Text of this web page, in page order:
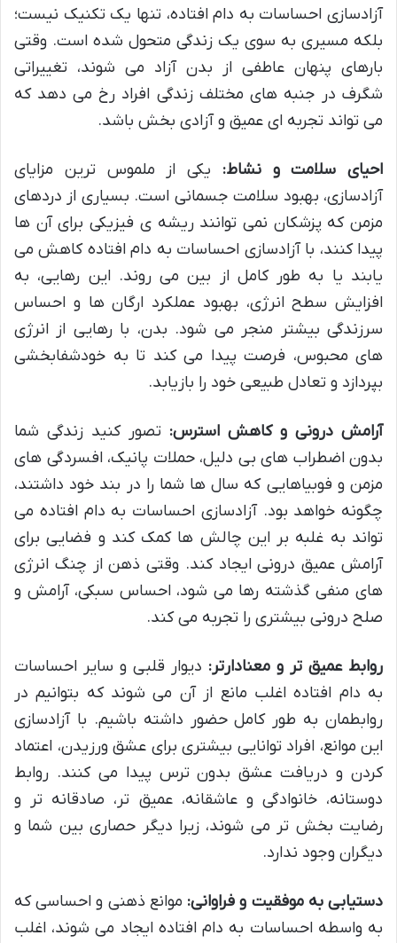
آزادسازی احساسات به دام افتاده، تنها یک تکنیک نیست؛
بلکه مسیری به سوی یک زندگی متحول شده است. وقتی
بارهای پنهان عاطفی از بدن آزاد می شوند، تغییراتی
شگرف در جنبه های مختلف زندگی افراد رخ می دهد که
می تواند تجربه ای عمیق و آزادی بخش باشد.
احیای سلامت و نشاط: یکی از ملموس ترین مزایای
آزادسازی، بهبود سلامت جسمانی است. بسیاری از دردهای
مزمن که پزشکان نمی توانند ریشه ی فیزیکی برای آن ها
پیدا کنند، با آزادسازی احساسات به دام افتاده کاهش می
یابند یا به طور کامل از بین می روند. این رهایی، به
افزایش سطح انرژی، بهبود عملکرد ارگان ها و احساس
سرزندگی بیشتر منجر می شود. بدن، با رهایی از انرژی
های محبوس، فرصت پیدا می کند تا به خودشفابخشی
بپردازد و تعادل طبیعی خود را بازیابد.
آرامش درونی و کاهش استرس: تصور کنید زندگی شما
بدون اضطراب های بی دلیل، حملات پانیک، افسردگی های
مزمن و فوبیاهایی که سال ها شما را در بند خود داشتند،
چگونه خواهد بود. آزادسازی احساسات به دام افتاده می
تواند به غلبه بر این چالش ها کمک کند و فضایی برای
آرامش عمیق درونی ایجاد کند. وقتی ذهن از چنگ انرژی
های منفی گذشته رها می شود، احساس سبکی، آرامش و
صلح درونی بیشتری را تجربه می کند.
روابط عمیق تر و معنادارتر: دیوار قلبی و سایر احساسات
به دام افتاده اغلب مانع از آن می شوند که بتوانیم در
روابطمان به طور کامل حضور داشته باشیم. با آزادسازی
این موانع، افراد توانایی بیشتری برای عشق ورزیدن، اعتماد
کردن و دریافت عشق بدون ترس پیدا می کنند. روابط
دوستانه، خانوادگی و عاشقانه، عمیق تر، صادقانه تر و
رضایت بخش تر می شوند، زیرا دیگر حصاری بین شما و
دیگران وجود ندارد.
دستیابی به موفقیت و فراوانی: موانع ذهنی و احساسی که
به واسطه احساسات به دام افتاده ایجاد می شوند، اغلب